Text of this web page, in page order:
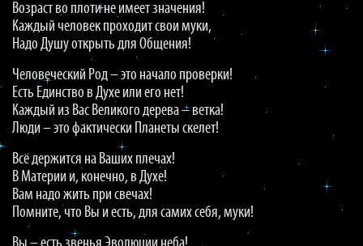
Возраст во плоти не имеет значения!
Каждый человек проходит свои муки,
Надо Душу открыть для Общения!
Человеческий Род – это начало проверки!
Есть Единство в Духе или его нет!
Каждый из Вас Великого дерева – ветка!
Люди – это фактически Планеты скелет!
Всё держится на Ваших плечах!
В Материи и, конечно, в Духе!
Вам надо жить при свечах!
Помните, что Вы и есть, для самих себя, муки!